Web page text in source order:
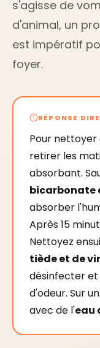
s'agisse de
d'animal, un
est impératif
foyer.
RÉPONSE
Pour nettoyer
retirer les
absorbant.
bicarbonate
absorber
Après 15
Nettoyez
tiède et de
désinfecter et
d'odeur. Sur
avec de l'eau